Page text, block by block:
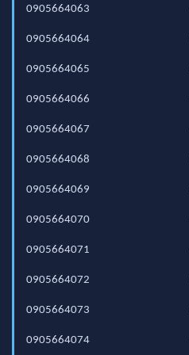
0905664063
0905664064
0905664065
0905664066
0905664067
0905664068
0905664069
0905664070
0905664071
0905664072
0905664073
0905664074